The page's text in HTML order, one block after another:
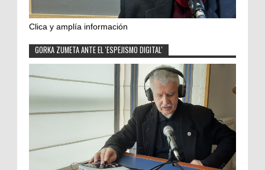
Clica y amplía información
GORKA ZUMETA ANTE EL 'ESPEJISMO DIGITAL'